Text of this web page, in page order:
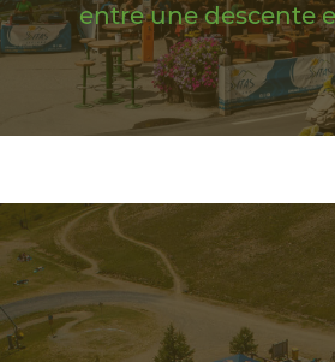
entre une descente